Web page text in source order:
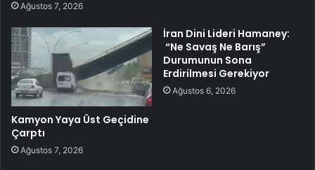
Ağustos 7, 2026
Kamyon Yaya Üst Geçidine
Çarptı
Ağustos 7, 2026
İran Dini Lideri Hamaney:
“Ne Savaş Ne Barış”
Durumunun Sona
Erdirilmesi Gerekiyor
Ağustos 6, 2026